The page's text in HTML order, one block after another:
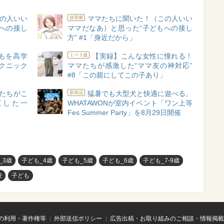
人いい
の接し
保育園
ママたちに聞いた！（この人いい
ママだなあ）と思った“子どもへの接し
方” #1「身近だから」
を高学
ニック
１〜３歳
【実録】こんな女性に憧れる！
ママたちが感激した“ママ友の神対応”
#8「この親にしてこの子あり」
ちがこ
た一
新商品
猛暑でも大型犬と快適に遊べる。
WHATAWONが室内イベント「ワン上等
Fes Summer Party」を8月29日開催
歳 子ども_4歳 子ども_5歳 子ども_6歳 子ども_7-9歳
子ども
利用・著作権等 外部送信ポリシー 広告出稿・お取り組みのご相談・情報掲